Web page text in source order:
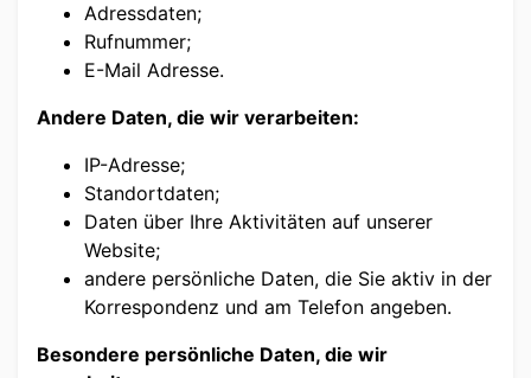
Adressdaten;
Rufnummer;
E-Mail Adresse.
Andere Daten, die wir verarbeiten:
IP-Adresse;
Standortdaten;
Daten über Ihre Aktivitäten auf unserer
Website;
andere persönliche Daten, die Sie aktiv in der
Korrespondenz und am Telefon angeben.
Besondere persönliche Daten, die wir